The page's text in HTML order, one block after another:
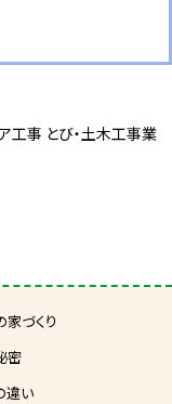
工事 とび・土木工事業
家づくり
密
違い